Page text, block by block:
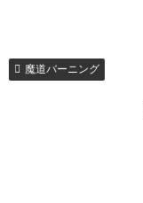
魔道バーニング